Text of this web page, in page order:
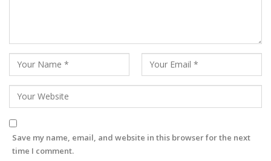
Save my name, email, and website in this browser for the next
time I comment.